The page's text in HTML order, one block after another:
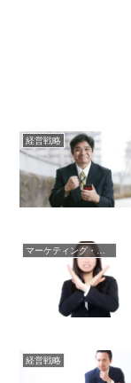
経営戦略
マーケティング・営業戦略
経営戦略